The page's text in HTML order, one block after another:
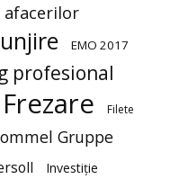
afacerilor
EMO 2017
profesional
Frezare Filete
Gruppe
Investiție